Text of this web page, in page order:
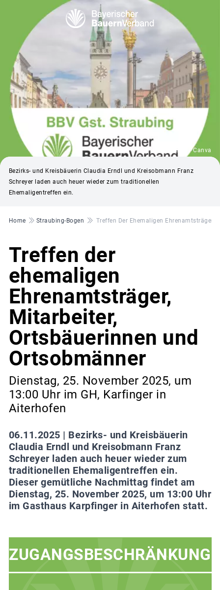
© BBV / Canva
Bezirks- und Kreisbäuerin Claudia Erndl und Kreisobmann Franz
Schreyer laden auch heuer wieder zum traditionellen
Ehemaligentreffen ein.
Pfadnavigation
Home Straubing-Bogen Treffen Der Ehemaligen Ehrenamtsträger,
Treffen der
ehemaligen
Ehrenamtsträger,
Mitarbeiter,
Ortsbäuerinnen und
Ortsobmänner
Dienstag, 25. November 2025, um
13:00 Uhr im GH, Karfinger in
Aiterhofen
06.11.2025 | Bezirks- und Kreisbäuerin
Claudia Erndl und Kreisobmann Franz
Schreyer laden auch heuer wieder zum
traditionellen Ehemaligentreffen ein.
Dieser gemütliche Nachmittag findet am
Dienstag, 25. November 2025, um 13:00 Uhr
im Gasthaus Karpfinger in Aiterhofen statt.
ZUGANGSBESCHRÄNKUNG